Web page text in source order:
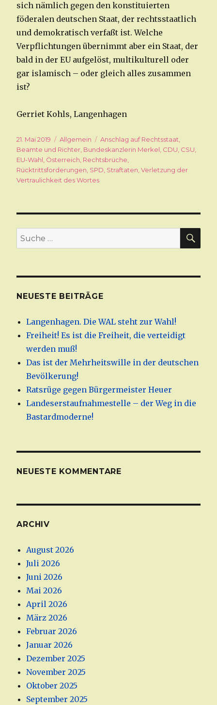
sich nämlich gegen den konstituierten
föderalen deutschen Staat, der rechtsstaatlich
und demokratisch verfaßt ist. Welche
Verpflichtungen übernimmt aber ein Staat, der
bald in der EU aufgelöst, multikulturell oder
gar islamisch – oder gleich alles zusammen
ist?
Gerriet Kohls, Langenhagen
Veröffentlicht
am
21. Mai 2019 Kategorien
Allgemein Schlagwörter
Anschlag auf Rechtsstaat,
Beamte und Richter, Bundeskanzlerin Merkel, CDU, CSU,
EU-Wahl, Österreich, Rechtsbrüche,
Rücktrittsforderungen, SPD, Straftaten,Verletzung der
Vertraulichkeit des Wortes
Suche
nach:
NEUESTE BEITRÄGE
Langenhagen. Die WAL steht zur Wahl!
Freiheit! Es ist die Freiheit, die verteidigt
werden muß!
Das ist der Mehrheitswille in der deutschen
Bevölkerung!
Ratsrüge gegen Bürgermeister Heuer
Landeserstaufnahmestelle – der Weg in die
Bastardmoderne!
NEUESTE KOMMENTARE
ARCHIV
August 2026
Juli 2026
Juni 2026
Mai 2026
April 2026
März 2026
Februar 2026
Januar 2026
Dezember 2025
November 2025
Oktober 2025
September 2025